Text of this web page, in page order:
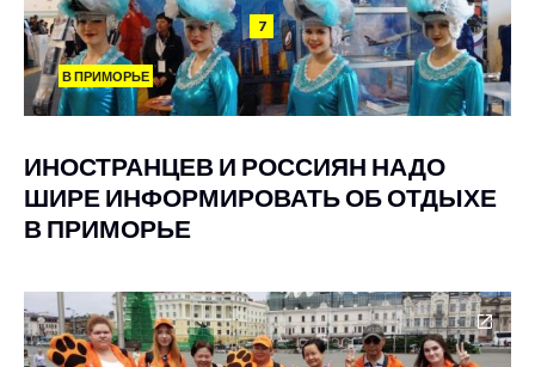
7
В ПРИМОРЬЕ
ИНОСТРАНЦЕВ И РОССИЯН НАДО
ШИРЕ ИНФОРМИРОВАТЬ ОБ ОТДЫХЕ
В ПРИМОРЬЕ